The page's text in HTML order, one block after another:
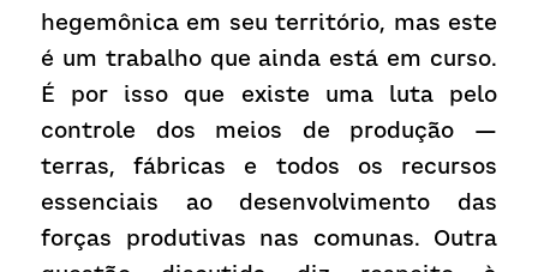
hegemônica em seu território, mas este
é um trabalho que ainda está em curso.
É por isso que existe uma luta pelo
controle dos meios de produção —
terras, fábricas e todos os recursos
essenciais ao desenvolvimento das
forças produtivas nas comunas. Outra